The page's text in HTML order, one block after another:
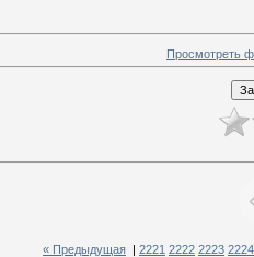
Просмотреть
« Предыдущая | 2221 2222 2223 2224